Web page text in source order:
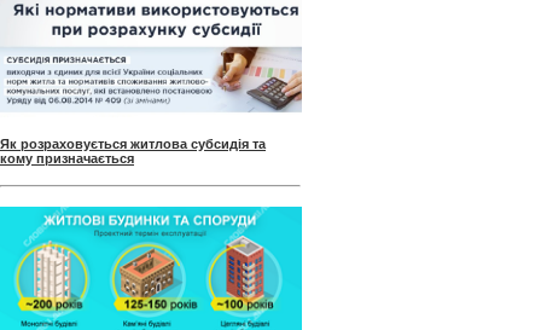
Як розраховується житлова субсидія та
кому призначається